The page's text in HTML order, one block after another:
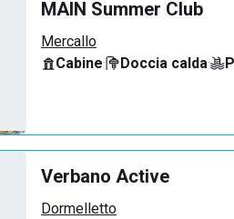
MAIN Summer Club
Mercallo
Cabine· Doccia calda·
Verbano Active
Dormelletto